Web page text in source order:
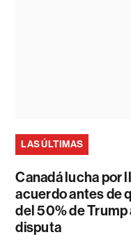
LAS ÚLTIMAS
Canadá lucha por
acuerdo antes de
del 50% de Trump
disputa